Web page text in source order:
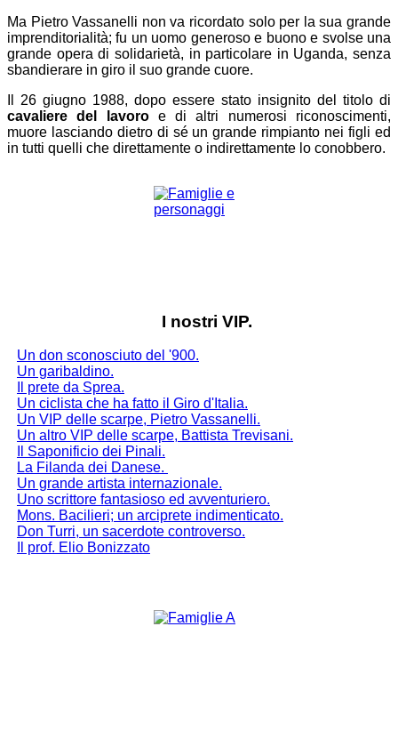
Ma Pietro Vassanelli non va ricordato solo per la sua grande
imprenditorialità; fu un uomo generoso e buono e svolse una
grande opera di solidarietà, in particolare in Uganda, senza
sbandierare in giro il suo grande cuore.
Il 26 giugno 1988, dopo essere stato insignito del titolo di
cavaliere del lavoroe di altri numerosi riconoscimenti,
muore lasciando dietro di sé un grande rimpianto nei figli ed
in tutti quelli che direttamente o indirettamente lo conobbero.
I nostri VIP.
Un don sconosciuto del '900.
Un garibaldino.
Il prete da Sprea.
Un ciclista che ha fatto il Giro d'Italia.
Un VIP delle scarpe, Pietro Vassanelli.
Un altro VIP delle scarpe, Battista Trevisani.
Il Saponificio dei Pinali.
La Filanda dei Danese.
Un grande artista internazionale.
Uno scrittore fantasioso ed avventuriero.
Mons. Bacilieri; un arciprete indimenticato.
Don Turri, un sacerdote controverso.
Il prof. Elio Bonizzato